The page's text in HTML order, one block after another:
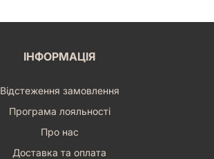
ІНФОРМАЦІЯ
Відстеження замовлення
Програма лояльності
Про нас
Доставка та оплата